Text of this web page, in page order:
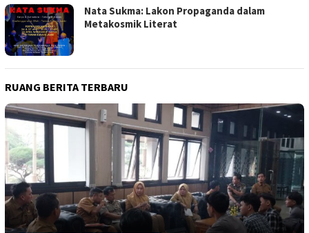
Nata Sukma: Lakon Propaganda dalam
Metakosmik Literat
RUANG BERITA TERBARU